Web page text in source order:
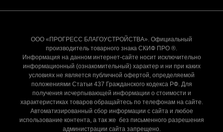
ООО «ПРОГРЕСС БЛАГОУСТРОЙСТВА». Официальный
производитель товарного знака СКИФ ПРО ®.
Информация на данном интернет-сайте носит исключительно
информационный (ознакомительный) характер и ни при каких
условиях не является публичной офертой, определяемой
положениями Статьи 437 Гражданского кодекса РФ. Для
получения исчерпывающей информации о стоимости и
характеристиках товаров обращайтесь по телефонам на сайте.
Автоматизированный сбор информации с сайта и любое
использование контента, а так же без письменного разрешения
администрации сайта запрещено.